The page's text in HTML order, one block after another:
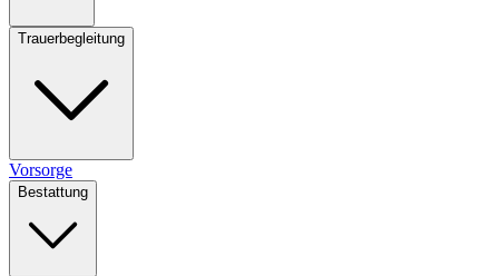
Trauerbegleitung
Vorsorge
Bestattung